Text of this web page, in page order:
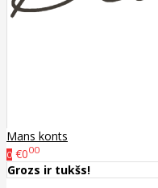
Mans konts
0 €000
Grozs ir tukšs!